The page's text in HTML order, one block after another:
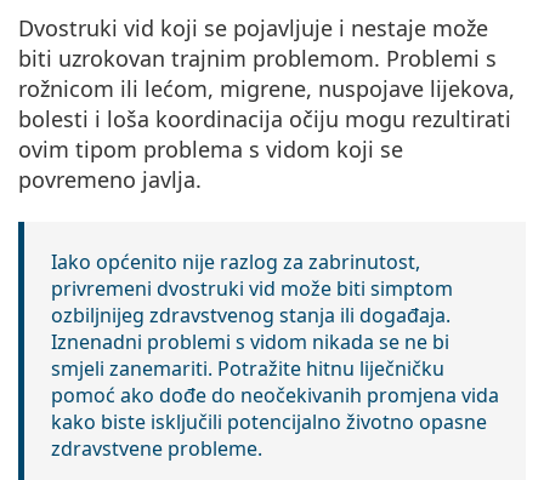
Dvostruki vid koji se pojavljuje i nestaje može
biti uzrokovan trajnim problemom. Problemi s
rožnicom ili lećom, migrene, nuspojave lijekova,
bolesti i loša koordinacija očiju mogu rezultirati
ovim tipom problema s vidom koji se
povremeno javlja.
Iako općenito nije razlog za zabrinutost,
privremeni dvostruki vid može biti simptom
ozbiljnijeg zdravstvenog stanja ili događaja.
Iznenadni problemi s vidom nikada se ne bi
smjeli zanemariti. Potražite hitnu liječničku
pomoć ako dođe do neočekivanih promjena vida
kako biste isključili potencijalno životno opasne
zdravstvene probleme.